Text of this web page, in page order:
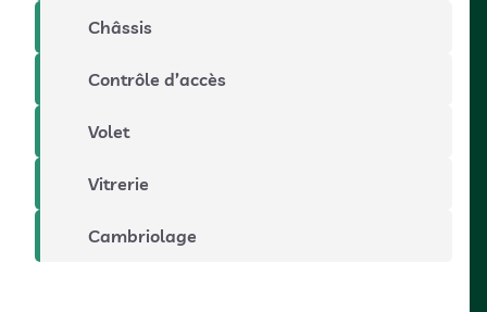
Châssis
Contrôle d’accès
Volet
Vitrerie
Cambriolage